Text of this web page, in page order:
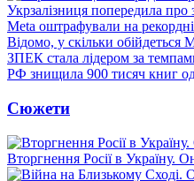
Укрзалізниця попередила про
Meta оштрафували на
Відомо, у скільки обійдеться
ЗПЕК стала лідером за
РФ знищила 900 тисяч книг
Сюжети
Вторгнення Росії в Україну.